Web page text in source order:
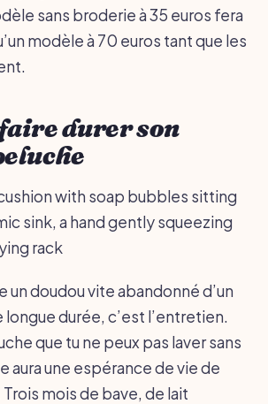
sans broderie à 35 euros fera
modèle à 70 euros tant que les
durer son
with soap bubbles sitting
sink, a hand gently squeezing
rack
un doudou vite abandonné d’un
durée, c’est l’entretien.
que tu ne peux pas laver sans
aura une espérance de vie de
mois de bave, de lait